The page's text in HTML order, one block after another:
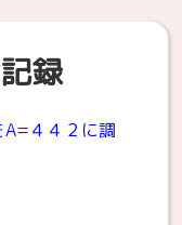
録
A=４４２に調